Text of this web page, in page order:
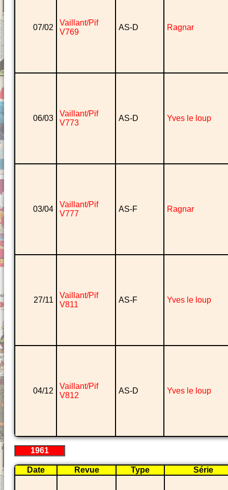
07/02
Vaillant/Pif
V769
AS-D Ragnar
06/03
Vaillant/Pif
V773
AS-D Yves le loup
03/04
Vaillant/Pif
V777
AS-F Ragnar
27/11
Vaillant/Pif
V811
AS-F Yves le loup
04/12
Vaillant/Pif
V812
AS-D Yves le loup
1961
Date Revue Type Série